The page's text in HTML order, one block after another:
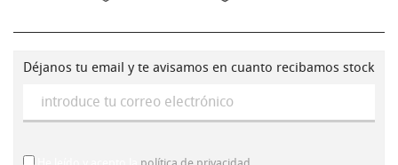
Déjanos tu email y te avisamos en cuanto recibamos stock